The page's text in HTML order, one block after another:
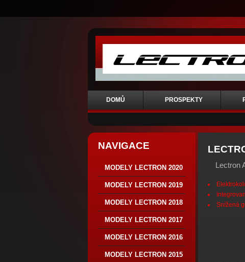
DOMŮ PROSPEKTY
NAVIGACE
MODELY LECTRON 2020
MODELY LECTRON 2019
MODELY LECTRON 2018
MODELY LECTRON 2017
MODELY LECTRON 2016
MODELY LECTRON 2015
Lectron
Snížená